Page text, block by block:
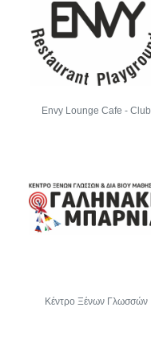
Envy Lounge Cafe - Club
Κέντρο Ξένων Γλωσσών